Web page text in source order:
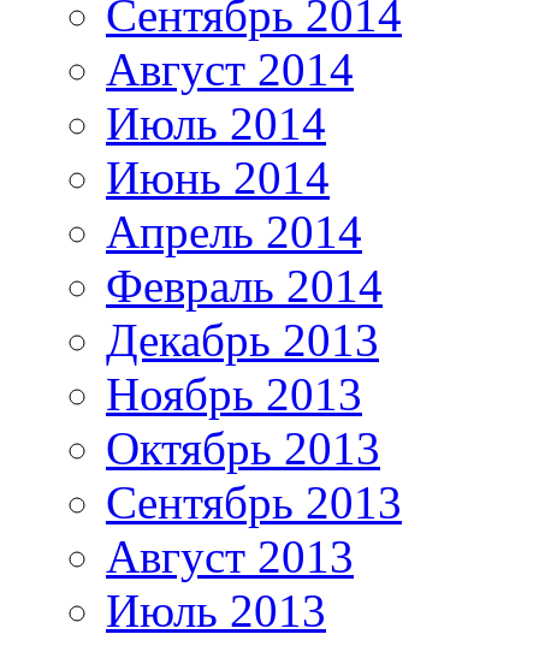
Сентябрь 2014
Август 2014
Июль 2014
Июнь 2014
Апрель 2014
Февраль 2014
Декабрь 2013
Ноябрь 2013
Октябрь 2013
Сентябрь 2013
Август 2013
Июль 2013